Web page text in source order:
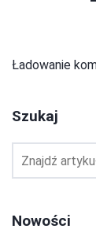
Ładowanie
Szukaj
Nowości